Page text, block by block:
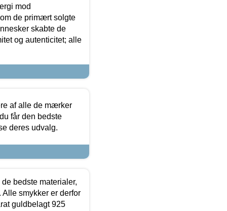
mod
de primært solgte
skabte de
og autenticitet; alle
af alle de mærker
får den bedste
deres udvalg.
bedste materialer,
smykker er derfor
guldbelagt 925